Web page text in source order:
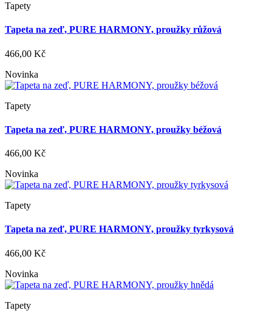
Tapety
Tapeta na zeď, PURE HARMONY, proužky růžová
466,00 Kč
Novinka
Tapety
Tapeta na zeď, PURE HARMONY, proužky béžová
466,00 Kč
Novinka
Tapety
Tapeta na zeď, PURE HARMONY, proužky tyrkysová
466,00 Kč
Novinka
Tapety